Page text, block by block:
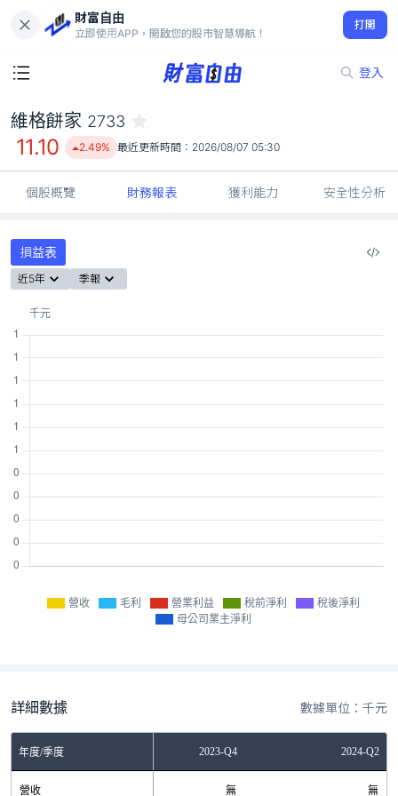
財富自由
立即使用APP，開啟您的股市智慧導航！
打開
登入
11.10
2.49%
維格餅家 2733
11.10 2.49% 最近更新時間： 2026/08/07 05:30
個股概覽 財務報表 獲利能力 安全性分析
損益表
近5年 季報
營收 毛利 營業利益 稅前淨利
稅後淨利
母公司業主淨利
詳細數據 數據單位：千元
年度/季度2023-Q2 2023-Q4 2024-Q2
營收 無 無